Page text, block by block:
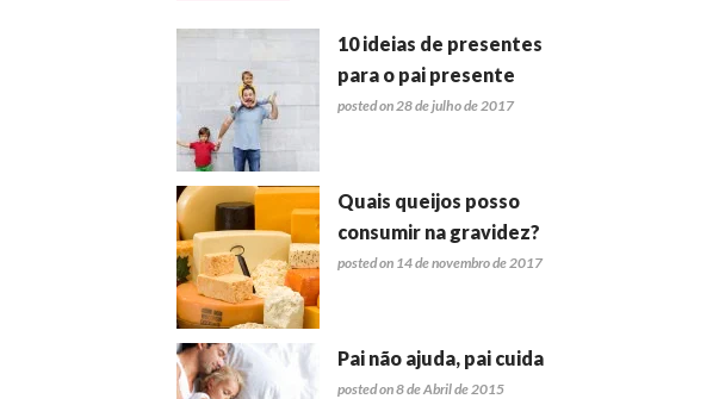
10 ideias de presentes
para o pai presente
posted on 28 de julho de 2017
Quais queijos posso
consumir na gravidez?
posted on 14 de novembro de 2017
Pai não ajuda, pai cuida
posted on 8 de Abril de 2015